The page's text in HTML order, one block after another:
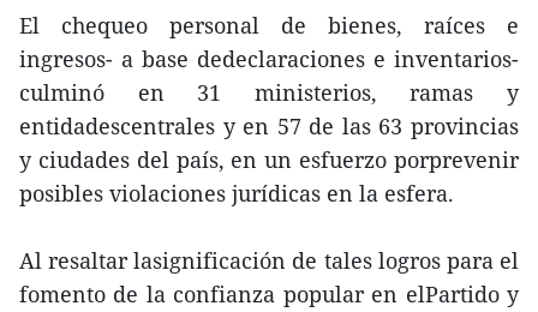
El chequeo personal de bienes, raíces e
ingresos- a base dedeclaraciones e inventarios-
culminó en 31 ministerios, ramas y
entidadescentrales y en 57 de las 63 provincias
y ciudades del país, en un esfuerzo porprevenir
posibles violaciones jurídicas en la esfera.
Al resaltar lasignificación de tales logros para el
fomento de la confianza popular en elPartido y